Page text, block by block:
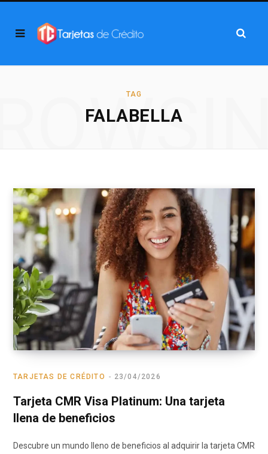
TAG
FALABELLA
TARJETAS DE CRÉDITO 23/04/2026
Tarjeta CMR Visa Platinum: Una tarjeta
llena de beneficios
Descubre un mundo lleno de beneficios al adquirir la tarjeta CMR